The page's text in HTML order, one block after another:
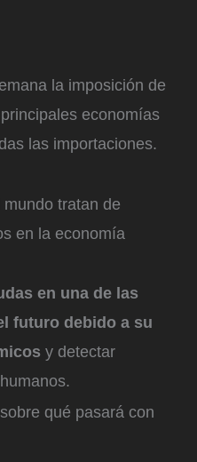
la imposición de
economías
las importaciones.
tratan de
en la economía
en una de las
futuro debido a su
y detectar
qué pasará con